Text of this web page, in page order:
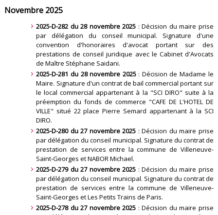
Novembre 2025
2025-D-282 du 28 novembre 2025 : Décision du maire prise
par délégation du conseil municipal. Signature d'une
convention d'honoraires d'avocat portant sur des
prestations de conseil juridique avec le Cabinet d'Avocats
de Maître Stéphane Saidani.
2025-D-281 du 28 novembre 2025: Décision de Madame le
Maire. Signature d'un contrat de bail commercial portant sur
le local commercial appartenant à la "SCI DIRO" suite à la
préemption du fonds de commerce "CAFE DE L'HOTEL DE
VILLE" situé 22 place Pierre Semard appartenant à la SCI
DIRO.
2025-D-280 du 27 novembre 2025 : Décision du maire prise
par délégation du conseil municipal. Signature du contrat de
prestation de services entre la commune de Villeneuve-
Saint-Georges et NABOR Michael.
2025-D-279 du 27 novembre 2025 : Décision du maire prise
par délégation du conseil municipal. Signature du contrat de
prestation de services entre la commune de Villeneuve-
Saint-Georges et Les Petits Trains de Paris.
2025-D-278 du 27 novembre 2025 : Décision du maire prise